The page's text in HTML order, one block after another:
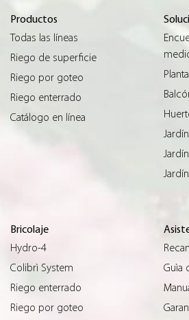
Productos
Todas las líneas
Riego de superficie
Riego por goteo
Riego enterrado
Catálogo en línea
Bricolaje
Hydro-4
Colibrì System
Riego enterrado
Riego por goteo
Guìa